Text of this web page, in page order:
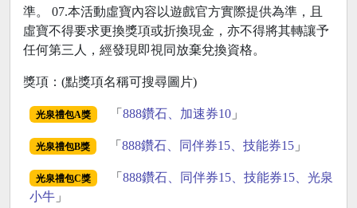
準。 07.本活動虛寶內容以遊戲官方實際提供為準，且
虛寶不得要求更換獎項或折換現金，亦不得將其轉讓予
任何第三人，經發現即視同放棄兌換資格。
獎項：(點獎項名稱可搜尋圖片)
光泉禮包A獎 「 888鑽石、加速券10」
光泉禮包B獎 「 888鑽石、同伴券15、技能券15」
光泉禮包C獎 「 888鑽石、同伴券15、技能券15、光泉
小牛 」